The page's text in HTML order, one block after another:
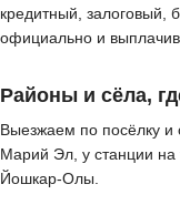
кредитный, залоговый,
официально и
Районы и сёла,
Выезжаем по посёлку и
Марий Эл, у станции на
Йошкар-Олы.